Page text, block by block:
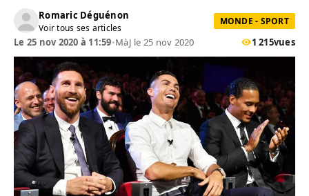
Romaric Déguénon
Voir tous ses articles
MONDE - SPORT
Le 25 nov 2020 à 11:59•MàJ le 25 nov 2020 1 215vues